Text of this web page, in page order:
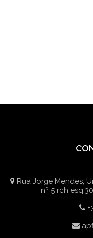
Rua Jorge Mendes,
nº 5 rch